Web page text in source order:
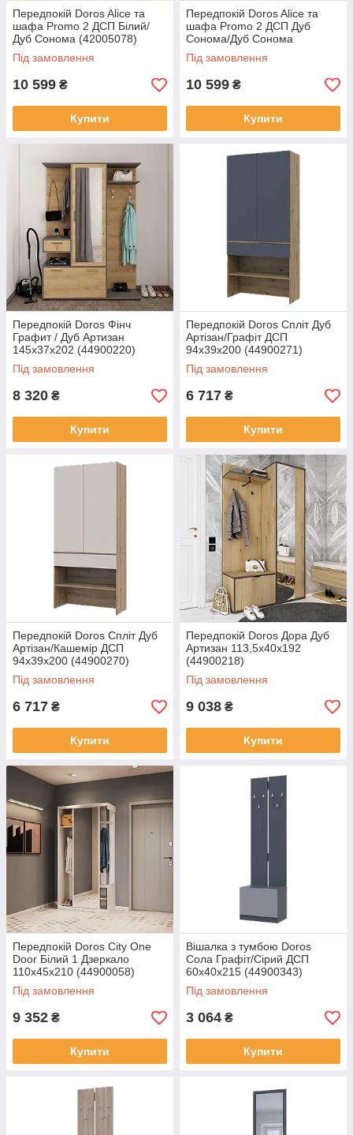
Передпокій Doros Alice та
шафа Promo 2 ДСП Білий/
Дуб Сонома (42005078)
Під замовлення
10 599 ₴
Купити
Передпокій Doros Alice та
шафа Promo 2 ДСП Дуб
Сонома/Дуб Сонома
(42005079)
Під замовлення
10 599 ₴
Купити
Передпокій Doros Фінч
Графит / Дуб Артизан
145х37х202 (44900220)
Під замовлення
8 320 ₴
Купити
Передпокій Doros Спліт Дуб
Артізан/Графіт ДСП
94х39х200 (44900271)
Під замовлення
6 717 ₴
Купити
Передпокій Doros Спліт Дуб
Артізан/Кашемір ДСП
94х39х200 (44900270)
Під замовлення
6 717 ₴
Купити
Передпокій Doros Дора Дуб
Артизан 113,5х40х192
(44900218)
Під замовлення
9 038 ₴
Купити
Передпокій Doros City One
Door Білий 1 Дзеркало
110х45х210 (44900058)
Під замовлення
9 352 ₴
Купити
Вішалка з тумбою Doros
Сола Графіт/Сірий ДСП
60х40х215 (44900343)
Під замовлення
3 064 ₴
Купити